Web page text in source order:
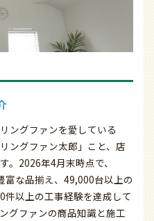
ングファンを愛している
ングファン太郎」こと、店
。2026年4月末時点で、
富な品揃え、49,000台以上の
件以上の工事経験を達成して
グファンの商品知識と施工